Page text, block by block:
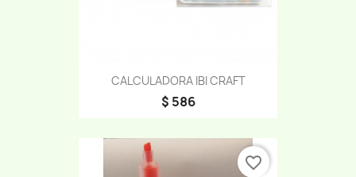
CALCULADORA IBI CRAFT
$ 586
favorite_border